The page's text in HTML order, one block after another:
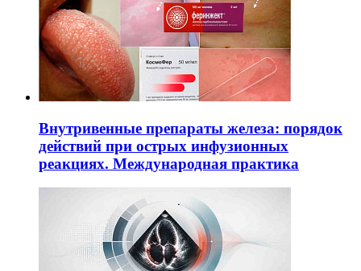
Внутривенные препараты железа: порядок
действий при острых инфузионных
реакциях. Международная практика